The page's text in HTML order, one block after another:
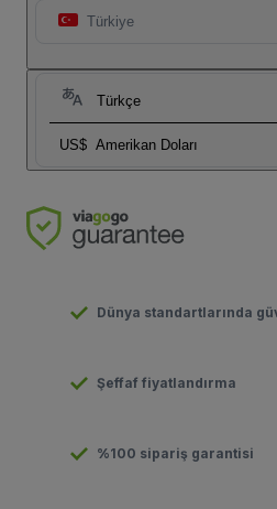
Türkiye
Türkçe
US$ Amerikan Doları
Dünya standartlarında
Şeffaf fiyatlandırma
%100 sipariş garantisi